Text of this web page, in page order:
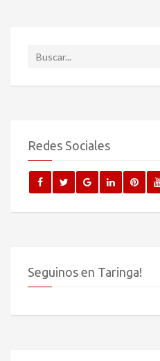
Redes Sociales
Seguinos en Taringa!